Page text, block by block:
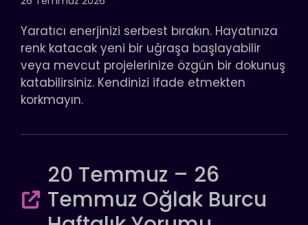
Yaratıcı enerjinizi serbest bırakın. Hayatınıza
renk katacak yeni bir uğraşa başlayabilir
veya mevcut projelerinize özgün bir dokunuş
katabilirsiniz. Kendinizi ifade etmekten
korkmayın.
20 Temmuz – 26
Temmuz Oğlak Burcu